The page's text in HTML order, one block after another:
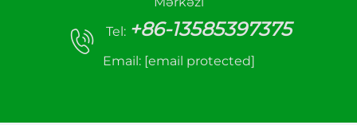
Tel: +86-13585397375
Email: [email protected]